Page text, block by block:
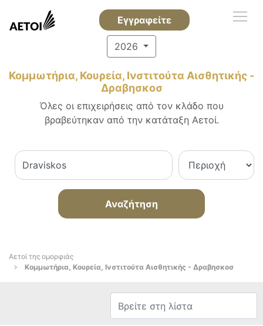
Εγγραφείτε
2026
Κομμωτήρια, Κουρεία, Ινστιτούτα Αισθητικής -
Δραβησκοσ
Όλες οι επιχειρήσεις από τον κλάδο που
βραβεύτηκαν από την κατάταξη Αετοί.
Αναζήτηση
Αετοί της ομορφιάς
Κομμωτήρια, Κουρεία, Ινστιτούτα Αισθητικής - Δραβησκοσ